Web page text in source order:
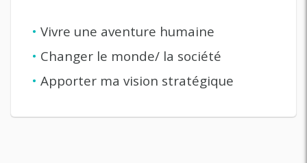
• Vivre une aventure humaine
• Changer le monde/ la société
• Apporter ma vision stratégique